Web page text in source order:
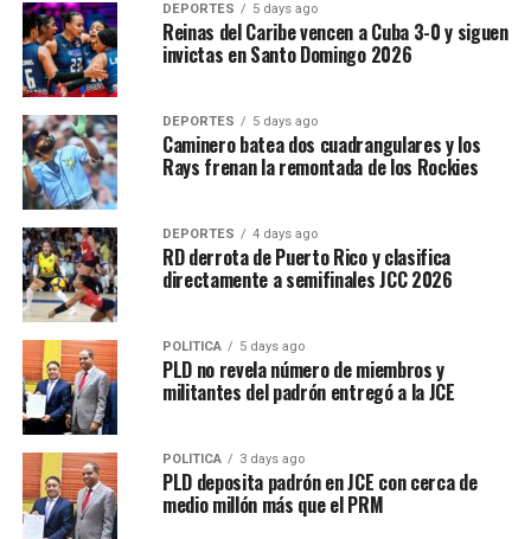
DEPORTES 5 days ago
Reinas del Caribe vencen a Cuba 3-0 y siguen
invictas en Santo Domingo 2026
DEPORTES 5 days ago
Caminero batea dos cuadrangulares y los
Rays frenan la remontada de los Rockies
DEPORTES 4 days ago
RD derrota de Puerto Rico y clasifica
directamente a semifinales JCC 2026
POLÍTICA 5 days ago
PLD no revela número de miembros y
militantes del padrón entregó a la JCE
POLÍTICA 3 days ago
PLD deposita padrón en JCE con cerca de
medio millón más que el PRM